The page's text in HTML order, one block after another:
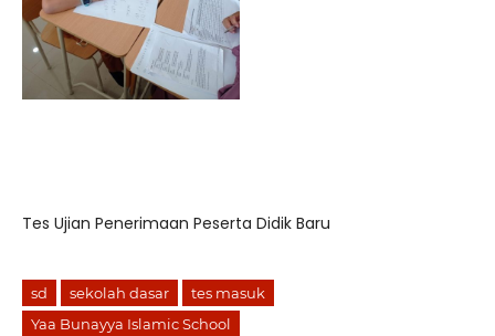
Tes Ujian Penerimaan Peserta Didik Baru
sd sekolah dasar
tes masuk
Yaa Bunayya Islamic School